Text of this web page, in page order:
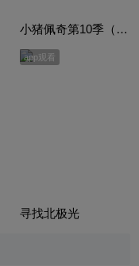
小猪佩奇第10季（Peppa Pig Season 10）（中文版） 有声音频
app观看
寻找北极光